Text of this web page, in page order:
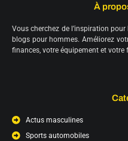
À
Vous cherchez de l’inspiration
blogs pour hommes. Améliorez
finances, votre équipement et votre
Actus masculines
Sports automobiles